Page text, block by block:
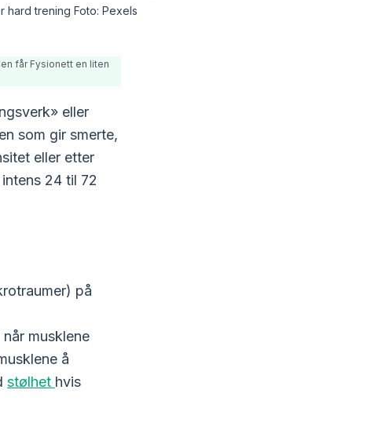
hard trening Foto: Pexels
får Fysionett en liten
eller
som gir smerte,
eller etter
24 til 72
på
musklene
å
stølhet hvis